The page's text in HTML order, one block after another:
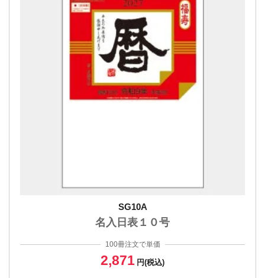
SG10A
名入日表１０号
100冊注文で単価
2,871 円(税込)